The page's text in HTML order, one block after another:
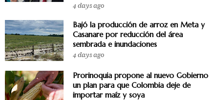
4 days ago
Bajó la producción de arroz en Meta y
Casanare por reducción del área
sembrada e inundaciones
4 days ago
Prorinoquia propone al nuevo Gobierno
un plan para que Colombia deje de
importar maíz y soya